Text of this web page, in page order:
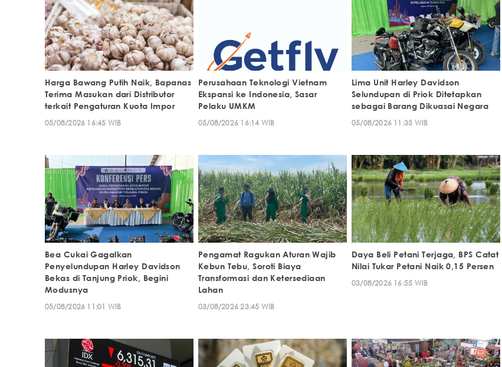
Harga Bawang Putih Naik, Bapanas
Terima Masukan dari Distributor
terkait Pengaturan Kuota Impor
05/08/2026 16:45 WIB
Perusahaan Teknologi Vietnam
Ekspansi ke Indonesia, Sasar
Pelaku UMKM
05/08/2026 16:14 WIB
Lima Unit Harley Davidson
Selundupan di Priok Ditetapkan
sebagai Barang Dikuasai Negara
05/08/2026 11:35 WIB
Bea Cukai Gagalkan
Penyelundupan Harley Davidson
Bekas di Tanjung Priok, Begini
Modusnya
05/08/2026 11:01 WIB
Pengamat Ragukan Aturan Wajib
Kebun Tebu, Soroti Biaya
Transformasi dan Ketersediaan
Lahan
03/08/2026 23:45 WIB
Daya Beli Petani Terjaga, BPS Catat
Nilai Tukar Petani Naik 0,15 Persen
03/08/2026 16:55 WIB